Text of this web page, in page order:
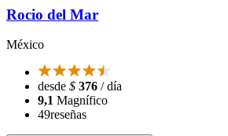
Rocio del Mar
México
desde $ 376 / día
9,1 Magnífico
49reseñas